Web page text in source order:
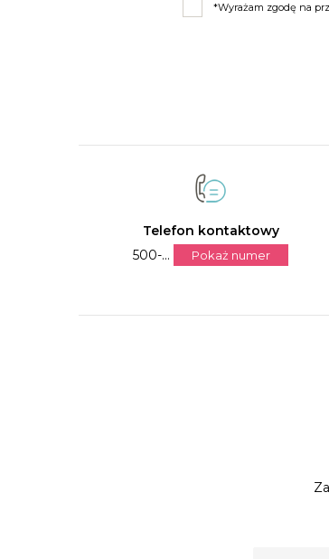
*Wyrażam zgodę na
Telefon kontaktowy
500-...
Pokaż numer